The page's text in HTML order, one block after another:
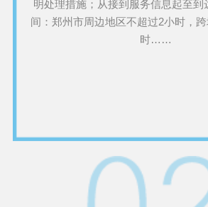
明处理措施；从接到服务信息起至到
间：郑州市周边地区不超过2小时，
时……